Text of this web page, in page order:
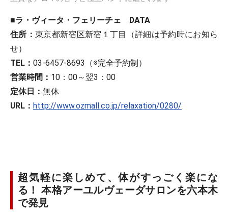
■ラ・ヴィータ・フェリーチェ DATA
住所： 東京都新宿区新宿１丁目（詳細は予約時にお知ら
せ）
TEL： 03-6457-8693（※完全予約制）
営業時間： 10：00～翌3：00
定休日： 無休
URL： http://www.ozmall.co.jp/relaxation/0280/
超気軽に楽しめて、体がすっごく楽にな
る！ 本格アーユルヴェーダサロンを六本木
で発見